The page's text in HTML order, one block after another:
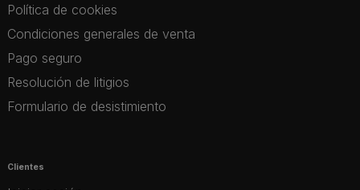
Política de cookies
Condiciones generales de venta
Pago seguro
Resolución de litigios
Formulario de desistimiento
Clientes